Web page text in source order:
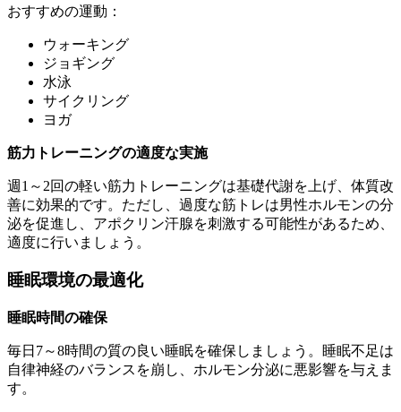
おすすめの運動：
ウォーキング
ジョギング
水泳
サイクリング
ヨガ
筋力トレーニングの適度な実施
週1～2回の軽い筋力トレーニングは基礎代謝を上げ、体質改
善に効果的です。ただし、過度な筋トレは男性ホルモンの分
泌を促進し、アポクリン汗腺を刺激する可能性があるため、
適度に行いましょう。
睡眠環境の最適化
睡眠時間の確保
毎日7～8時間の質の良い睡眠を確保しましょう。睡眠不足は
自律神経のバランスを崩し、ホルモン分泌に悪影響を与えま
す。